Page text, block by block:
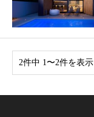
2件中 1〜2件を表示